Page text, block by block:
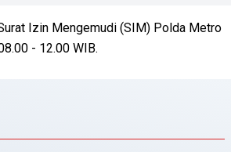
Izin Mengemudi (SIM) Polda Metro
- 12.00 WIB.